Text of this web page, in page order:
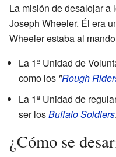
La misión de desalojar a
Joseph Wheeler. Él era
Wheeler estaba al
La 1ª Unidad de
como los "Rough
La 1ª Unidad de
ser losBuffalo Soldiers.
¿Cómo se